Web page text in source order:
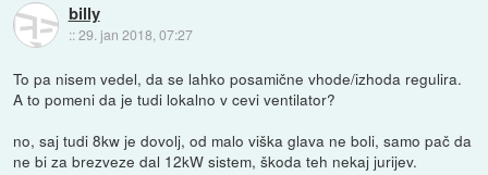
billy
::29. jan 2018, 07:27
To pa nisem vedel, da se lahko posamične vhode/izhoda regulira.
A to pomeni da je tudi lokalno v cevi ventilator?
no, saj tudi 8kw je dovolj, od malo viška glava ne boli, samo pač da
ne bi za brezveze dal 12kW sistem, škoda teh nekaj jurijev.